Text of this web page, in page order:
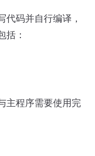
代码并自行编译，
括：
主程序需要使用完